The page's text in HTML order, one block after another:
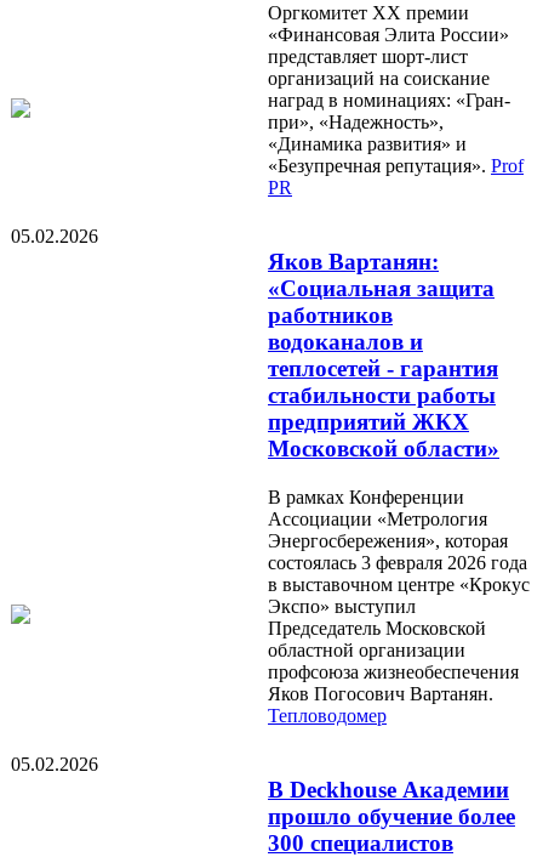
Оргкомитет XX премии
«Финансовая Элита России»
представляет шорт-лист
организаций на соискание
наград в номинациях: «Гран-
при», «Надежность»,
«Динамика развития» и
«Безупречная репутация». Prof
PR
05.02.2026
Яков Вартанян:
«Социальная защита
работников
водоканалов и
теплосетей - гарантия
стабильности работы
предприятий ЖКХ
Московской области»
В рамках Конференции
Ассоциации «Метрология
Энергосбережения», которая
состоялась 3 февраля 2026 года
в выставочном центре «Крокус
Экспо» выступил
Председатель Московской
областной организации
профсоюза жизнеобеспечения
Яков Погосович Вартанян.
Тепловодомер
05.02.2026
В Deckhouse Академии
прошло обучение более
300 специалистов